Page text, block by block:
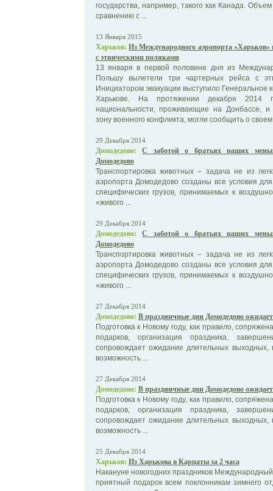
государства, например, такого как Канада.
сравнению с ...
13 Января 2015
Харьков: Из Международного аэропорта
с этническими поляками
13 января в первой половине дня из
Польшу вылетели три чартерных рейса с
Инициатором эвакуации выступило Генеральное
Харькове. На протяжении декабря 2014
национальности, проживающие на Донбассе,
зону военного конфликта, могли сообщить о
29 Декабря 2014
Домодедово:
С заботой о братьях наших
Домодедово
Транспортировка животных – задача не из
аэропорта Домодедово созданы все условия
специфических грузов, принимаемых к
«живого ...
29 Декабря 2014
Домодедово:
С заботой о братьях наших
Домодедово
Транспортировка животных – задача не из
аэропорта Домодедово созданы все условия
специфических грузов, принимаемых к
«живого ...
27 Декабря 2014
Домодедово: В праздничные дни Домодедово
Подготовка к Новому году, как правило,
подарков, организация праздника,
сопровождает ожидание длительных выходных,
возможность ...
27 Декабря 2014
Домодедово: В праздничные дни Домодедово
Подготовка к Новому году, как правило,
подарков, организация праздника,
сопровождает ожидание длительных выходных,
возможность ...
25 Декабря 2014
Харьков: Из Харькова в Карпаты за 2 часа
Накануне новогодних праздников
приятный подарок всем поклонникам зимнего